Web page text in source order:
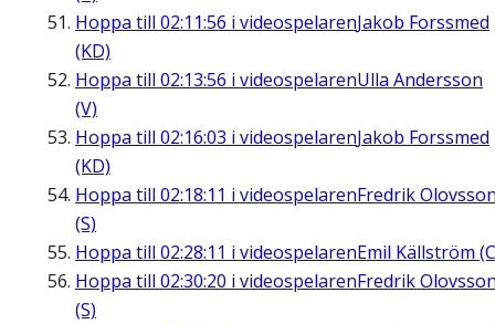
Hoppa till 02:11:56 i videospelarenJakob Forssmed
(KD)
Hoppa till 02:13:56 i videospelarenUlla Andersson
(V)
Hoppa till 02:16:03 i videospelarenJakob Forssmed
(KD)
Hoppa till 02:18:11 i videospelarenFredrik
(S)
Hoppa till 02:28:11 i videospelarenEmil Källström
Hoppa till 02:30:20 i videospelarenFredrik
(S)